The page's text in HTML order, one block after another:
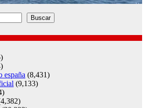
Buscar
españa (8,431)
(9,133)